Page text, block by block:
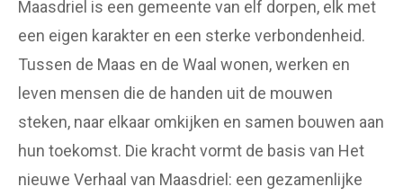
Maasdriel is een gemeente van elf dorpen, elk met
een eigen karakter en een sterke verbondenheid.
Tussen de Maas en de Waal wonen, werken en
leven mensen die de handen uit de mouwen
steken, naar elkaar omkijken en samen bouwen aan
hun toekomst. Die kracht vormt de basis van Het
nieuwe Verhaal van Maasdriel: een gezamenlijke